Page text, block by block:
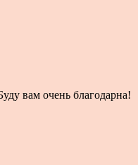
вам очень благодарна!